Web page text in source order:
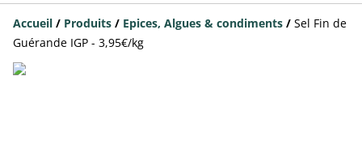
Accueil / Produits / Epices, Algues & condiments / Sel Fin de
Guérande IGP - 3,95€/kg